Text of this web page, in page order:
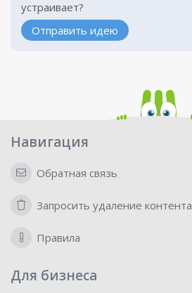
устраивает?
Отправить идею
Навигация
Обратная связь
Запросить удаление контента
Правила
Для бизнеса